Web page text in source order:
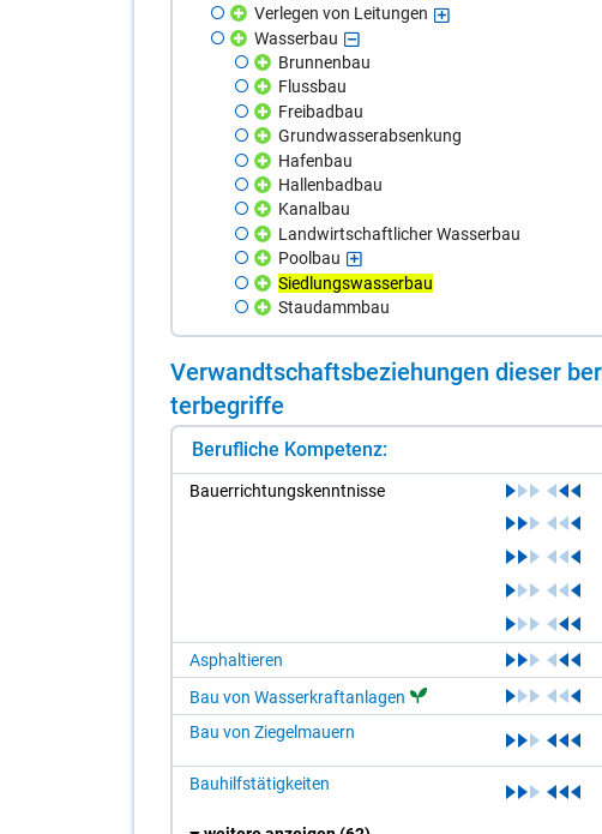
Verlegen von Leitungen
Wasserbau
Brunnenbau
Flussbau
Freibadbau
Grundwasserabsenkung
Hafenbau
Hallenbadbau
Kanalbau
Landwirtschaftlicher Wasserbau
Poolbau
Siedlungswasserbau
Staudammbau
Ver­wandt­schafts­be­zie­hun­gen die­ser
ter­be­grif­fe
Berufliche Kompetenz:
Bau­er­rich­tungs­kennt­nis­se
Asphaltieren
Bau von Wasserkraftanlagen
Bau von Ziegelmauern
Bauhilfstätigkeiten